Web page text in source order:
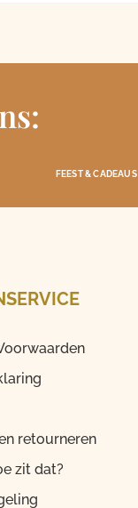
FEEST & CADEAUS
retourneren
zit dat?